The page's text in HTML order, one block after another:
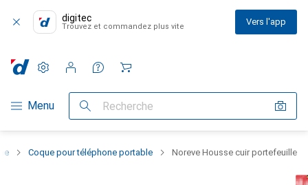
digitec
Trouvez et commandez plus vite Vers l'app
Navigation par catégorie
Menu Recherche
Paramètres
Compte client
Listes de comparaison
Listes d'envies
Panier
Coque pour téléphone portable Noreve Housse cuir portefeuille